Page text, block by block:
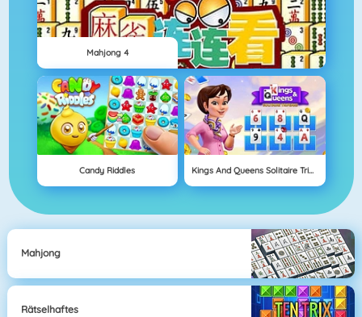
Mahjong 4
Candy Riddles Kings And Queens Solitaire Tripeaks
Mahjong
Rätselhaftes